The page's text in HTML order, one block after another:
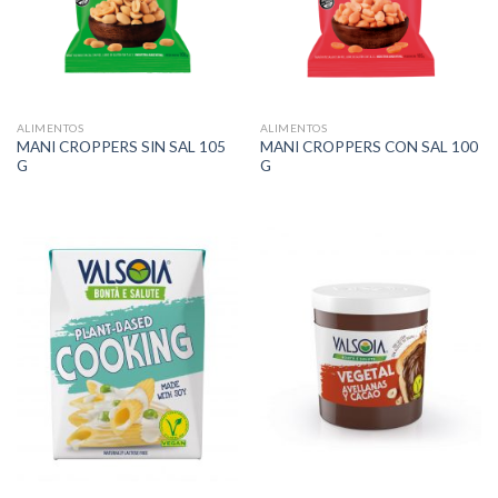
ALIMENTOS
MANI CROPPERS SIN SAL 105
G
ALIMENTOS
MANI CROPPERS CON SAL 100
G